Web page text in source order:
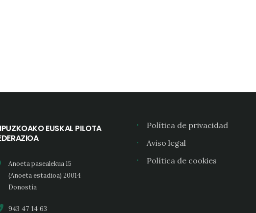
EUSKAL PILOTA
Anoeta pasealekua 15
(Anoeta estadioa) 20014
Donostia
943 47 14 63
Política de privacidad
Aviso legal
Política de cookies